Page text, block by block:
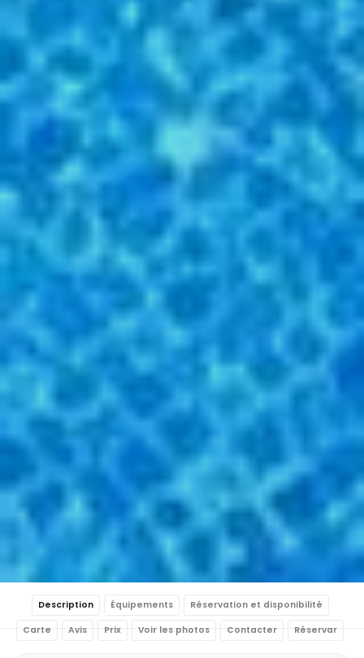
Description Équipements Réservation et disponibilité
Carte Avis Prix Voir les photos Contacter Réservar